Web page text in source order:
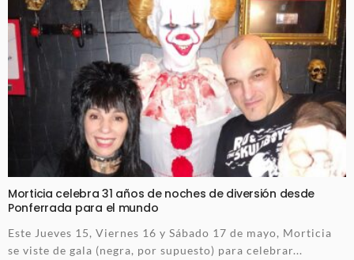
Morticia celebra 31 años de noches de diversión desde
Ponferrada para el mundo
Este Jueves 15, Viernes 16 y Sábado 17 de mayo, Morticia
se viste de gala (negra, por supuesto) para celebrar...